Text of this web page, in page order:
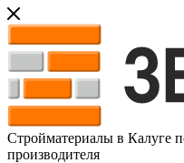
Стройматериалы в Калуге
производителя